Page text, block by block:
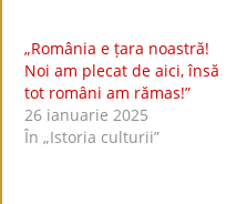
„România e țara noastră!
Noi am plecat de aici, însă
tot români am rămas!”
26 ianuarie 2025
În „Istoria culturii”